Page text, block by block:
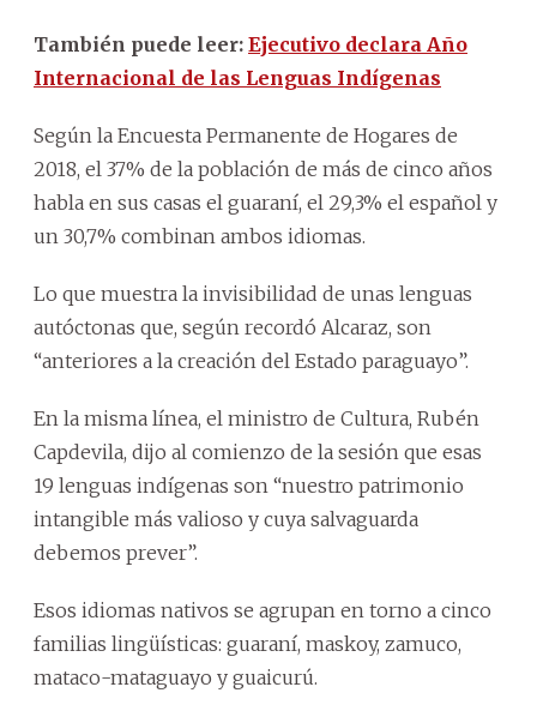
También puede leer: Ejecutivo declara Año
Internacional de las Lenguas Indígenas
Según la Encuesta Permanente de Hogares de
2018, el 37% de la población de más de cinco años
habla en sus casas el guaraní, el 29,3% el español y
un 30,7% combinan ambos idiomas.
Lo que muestra la invisibilidad de unas lenguas
autóctonas que, según recordó Alcaraz, son
“anteriores a la creación del Estado paraguayo”.
En la misma línea, el ministro de Cultura, Rubén
Capdevila, dijo al comienzo de la sesión que esas
19 lenguas indígenas son “nuestro patrimonio
intangible más valioso y cuya salvaguarda
debemos prever”.
Esos idiomas nativos se agrupan en torno a cinco
familias lingüísticas: guaraní, maskoy, zamuco,
mataco-mataguayo y guaicurú.